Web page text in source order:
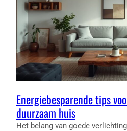
EN
TRUCS
Energiebesparende tips
duurzaam huis
Het belang van goede